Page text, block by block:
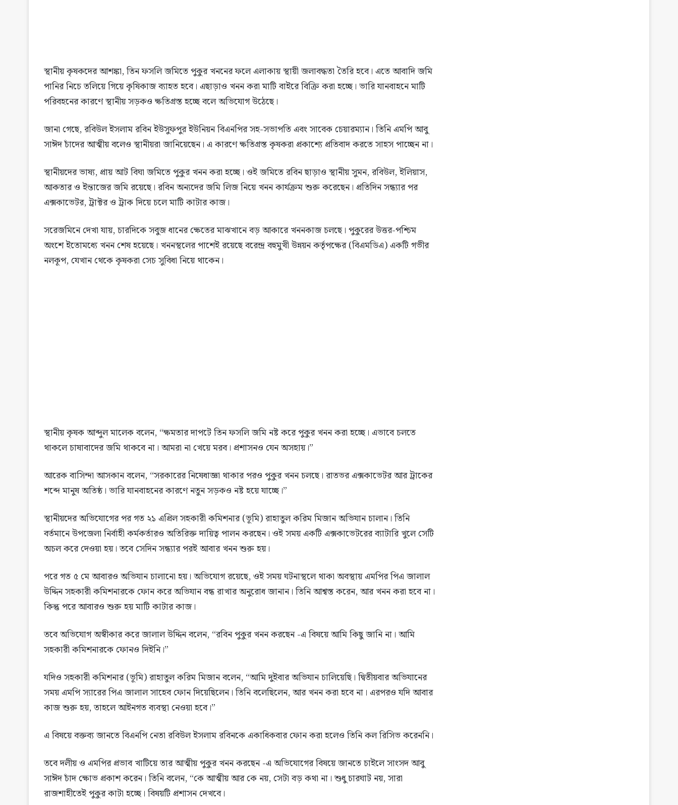
স্থানীয় কৃষকদের আশঙ্কা, তিন ফসলি জমিতে পুকুর খননের ফলে এলাকায় স্থায়ী জলাবদ্ধতা তৈরি হবে। এতে আবাদি জমি
পানির নিচে তলিয়ে গিয়ে কৃষিকাজ ব্যাহত হবে। এছাড়াও খনন করা মাটি বাইরে বিক্রি করা হচ্ছে। ভারি যানবাহনে মাটি
পরিবহনের কারণে স্থানীয় সড়কও ক্ষতিগ্রস্ত হচ্ছে বলে অভিযোগ উঠেছে।
জানা গেছে, রবিউল ইসলাম রবিন ইউসুফপুর ইউনিয়ন বিএনপির সহ-সভাপতি এবং সাবেক চেয়ারম্যান। তিনি এমপি আবু
সাঈদ চাঁদের আত্মীয় বলেও স্থানীয়রা জানিয়েছেন। এ কারণে ক্ষতিগ্রস্ত কৃষকরা প্রকাশ্যে প্রতিবাদ করতে সাহস পাচ্ছেন না।
স্থানীয়দের ভাষ্য, প্রায় আট বিঘা জমিতে পুকুর খনন করা হচ্ছে। ওই জমিতে রবিন ছাড়াও স্থানীয় সুমন, রবিউল, ইলিয়াস,
আকতার ও ইন্তাজের জমি রয়েছে। রবিন অন্যদের জমি লিজ নিয়ে খনন কার্যক্রম শুরু করেছেন। প্রতিদিন সন্ধ্যার পর
এক্সকাভেটর, ট্রাক্টর ও ট্রাক দিয়ে চলে মাটি কাটার কাজ।
সরেজমিনে দেখা যায়, চারদিকে সবুজ ধানের ক্ষেতের মাঝখানে বড় আকারে খননকাজ চলছে। পুকুরের উত্তর-পশ্চিম
অংশে ইতোমধ্যে খনন শেষ হয়েছে। খননস্থলের পাশেই রয়েছে বরেন্দ্র বহুমুখী উন্নয়ন কর্তৃপক্ষের (বিএমডিএ) একটি গভীর
নলকূপ, যেখান থেকে কৃষকরা সেচ সুবিধা নিয়ে থাকেন।
স্থানীয় কৃষক আব্দুল মালেক বলেন, “ক্ষমতার দাপটে তিন ফসলি জমি নষ্ট করে পুকুর খনন করা হচ্ছে। এভাবে চলতে
থাকলে চাষাবাদের জমি থাকবে না। আমরা না খেয়ে মরব। প্রশাসনও যেন অসহায়।”
আরেক বাসিন্দা আসকান বলেন, “সরকারের নিষেধাজ্ঞা থাকার পরও পুকুর খনন চলছে। রাতভর এক্সকাভেটর আর ট্রাকের
শব্দে মানুষ অতিষ্ঠ। ভারি যানবাহনের কারণে নতুন সড়কও নষ্ট হয়ে যাচ্ছে।”
স্থানীয়দের অভিযোগের পর গত ২১ এপ্রিল সহকারী কমিশনার (ভূমি) রাহাতুল করিম মিজান অভিযান চালান। তিনি
বর্তমানে উপজেলা নির্বাহী কর্মকর্তারও অতিরিক্ত দায়িত্ব পালন করছেন। ওই সময় একটি এক্সকাভেটরের ব্যাটারি খুলে সেটি
অচল করে দেওয়া হয়। তবে সেদিন সন্ধ্যার পরই আবার খনন শুরু হয়।
পরে গত ৫ মে আবারও অভিযান চালানো হয়। অভিযোগ রয়েছে, ওই সময় ঘটনাস্থলে থাকা অবস্থায় এমপির পিএ জালাল
উদ্দিন সহকারী কমিশনারকে ফোন করে অভিযান বন্ধ রাখার অনুরোধ জানান। তিনি আশ্বস্ত করেন, আর খনন করা হবে না।
কিন্তু পরে আবারও শুরু হয় মাটি কাটার কাজ।
তবে অভিযোগ অস্বীকার করে জালাল উদ্দিন বলেন, “রবিন পুকুর খনন করছেন -এ বিষয়ে আমি কিছু জানি না। আমি
সহকারী কমিশনারকে ফোনও দিইনি।”
যদিও সহকারী কমিশনার (ভূমি) রাহাতুল করিম মিজান বলেন, “আমি দুইবার অভিযান চালিয়েছি। দ্বিতীয়বার অভিযানের
সময় এমপি স্যারের পিএ জালাল সাহেব ফোন দিয়েছিলেন। তিনি বলেছিলেন, আর খনন করা হবে না। এরপরও যদি আবার
কাজ শুরু হয়, তাহলে আইনগত ব্যবস্থা নেওয়া হবে।”
এ বিষয়ে বক্তব্য জানতে বিএনপি নেতা রবিউল ইসলাম রবিনকে একাধিকবার ফোন করা হলেও তিনি কল রিসিভ করেননি।
তবে দলীয় ও এমপির প্রভাব খাটিয়ে তার আত্মীয় পুকুর খনন করছেন -এ অভিযোগের বিষয়ে জানতে চাইলে সাংসদ আবু
সাঈদ চাঁদ ক্ষোভ প্রকাশ করেন। তিনি বলেন, “কে আত্মীয় আর কে নয়, সেটা বড় কথা না। শুধু চারঘাট নয়, সারা
রাজশাহীতেই পুকুর কাটা হচ্ছে। বিষয়টি প্রশাসন দেখবে।